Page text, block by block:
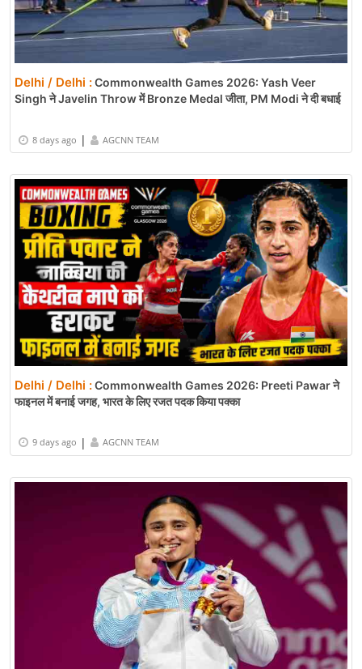
Delhi / Delhi :Commonwealth Games 2026: Yash Veer
Singh ने Javelin Throw में Bronze Medal जीता, PM Modi ने दी बधाई
8 days ago | AGCNN TEAM
Delhi / Delhi :Commonwealth Games 2026: Preeti Pawar ने
फाइनल में बनाई जगह, भारत के लिए रजत पदक किया पक्का
9 days ago | AGCNN TEAM